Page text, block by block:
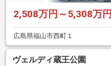
2,508万円～5,308万円
広島県福山市西町１
ヴェルディ蔵王公園